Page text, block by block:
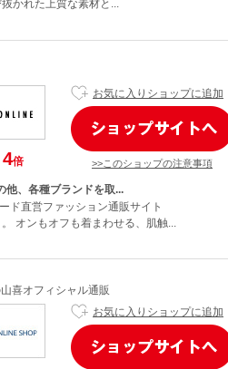
かれた上質な素材と...
4倍
お気に入りショップに追加
>>このショップの注意事項
他、各種ブランドを取...
ド直営ファッション通販サイト
。 オンもオフも着まわせる、肌触...
喜オフィシャル通販
お気に入りショップに追加